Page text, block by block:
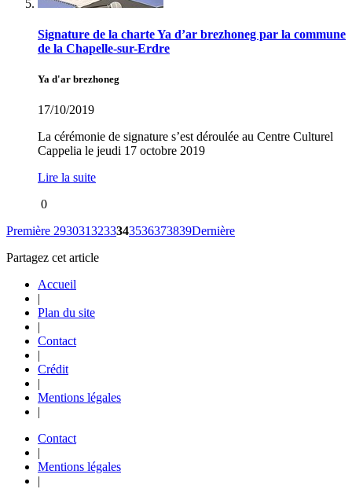
Signature de la charte Ya d’ar brezhoneg par la commune
de la Chapelle-sur-Erdre
Ya d'ar brezhoneg
17/10/2019
La cérémonie de signature s’est déroulée au Centre Culturel
Cappelia le jeudi 17 octobre 2019
Lire la suite
0
Première 2930313233343536373839Dernière
Partagez cet article
Accueil
|
Plan du site
|
Contact
|
Crédit
|
Mentions légales
|
Contact
|
Mentions légales
|